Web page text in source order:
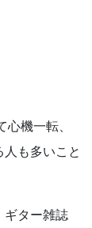
機一転、
人も多いこと
ギター雑誌